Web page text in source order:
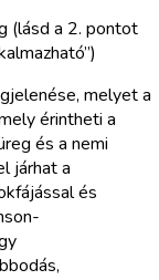
(lásd a 2. pontot
melyet a
érintheti a
és a nemi
járhat a
és